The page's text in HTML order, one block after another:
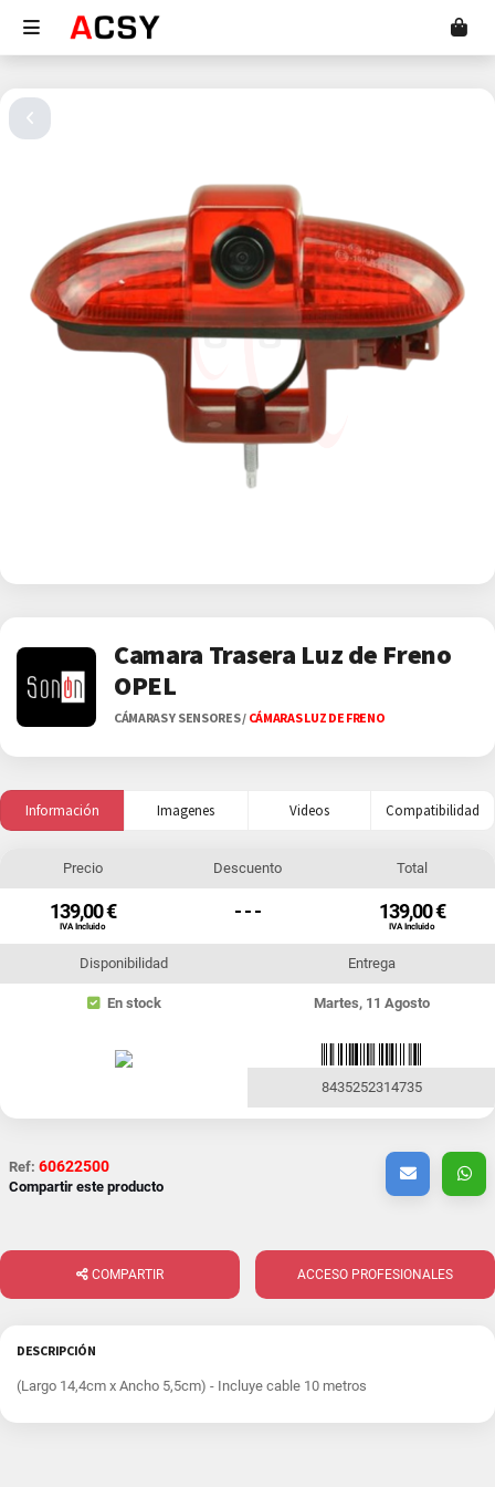
Camara Trasera Luz de Freno
OPEL
CÁMARAS Y SENSORES/ CÁMARAS LUZ DE FRENO
Información Imagenes Videos Compatibilidad
Precio
139,00 €
IVA Incluido
Descuento
- - -
Total
139,00 €
IVA Incluido
Disponibilidad
En stock
Entrega
Martes, 11 Agosto
8435252314735
Ref: 60622500
Compartir este producto
COMPARTIR ACCESO PROFESIONALES
DESCRIPCIÓN
(Largo 14,4cm x Ancho 5,5cm) - Incluye cable 10 metros